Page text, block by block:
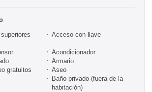
Acceso con llave
Acondicionador
Armario
gratuitos
Aseo
Baño privado (fuera de la
habitación)